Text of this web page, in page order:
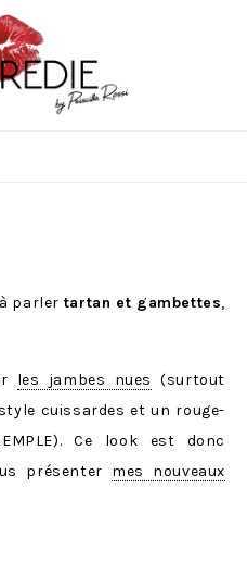
parler tartan et gambettes,
les jambes nues (surtout
cuissardes et un rouge-
Ce look est donc
présenter mes nouveaux